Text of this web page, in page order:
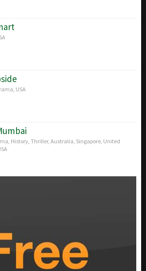
USA
History Thriller, Australia Singapore United